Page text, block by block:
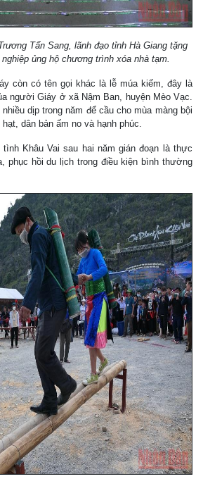
Tấn Sang, lãnh đạo tỉnh Hà Giang tặng
ủng hộ chương trình xóa nhà tạm.
còn có tên gọi khác là lễ múa kiếm, đây là
người Giáy ở xã Nậm Ban, huyện Mèo Vạc.
dịp trong năm để cầu cho mùa màng bội
dân bản ấm no và hạnh phúc.
Khâu Vai sau hai năm gián đoạn là thực
phục hồi du lịch trong điều kiện bình thường